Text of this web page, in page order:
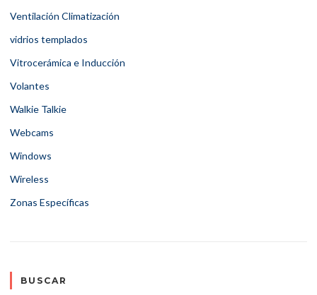
Ventilación Climatización
vidrios templados
Vitrocerámica e Inducción
Volantes
Walkie Talkie
Webcams
Windows
Wireless
Zonas Específicas
BUSCAR